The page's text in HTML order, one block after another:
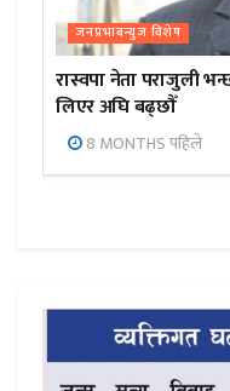
जनप्रभाबन्युज विशेष
रास्वपा नेता पराजुली
लिएर अघि बढ्छौँ
8 MONTHS पहिले